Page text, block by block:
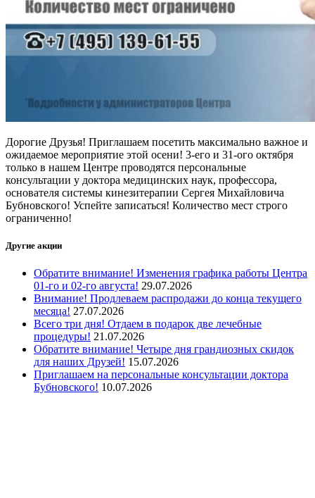
Дорогие Друзья! Приглашаем посетить максимально важное и
ожидаемое мероприятие этой осени! 3-его и 31-ого октября
только в нашем Центре проводятся персональные
консультации у доктора медицинских наук, профессора,
основателя системы кинезитерапии Сергея Михайловича
Бубновского! Успейте записаться! Количество мест строго
ограниченно!
Другие акции
Обратите внимание! Изменения графика работы Центра
01-го и 02-го августа! 29.07.2026
Внимание! Продлеваем распродажи до конца текущего
месяца! 27.07.2026
Всего три дня! Отдаем в подарок две лечебные
процедуры! 21.07.2026
Обратите внимание! Четыре дня грандиозных скидок
для наших Друзей! 15.07.2026
Приглашаем на персональные консультации доктора
Бубновского! 10.07.2026